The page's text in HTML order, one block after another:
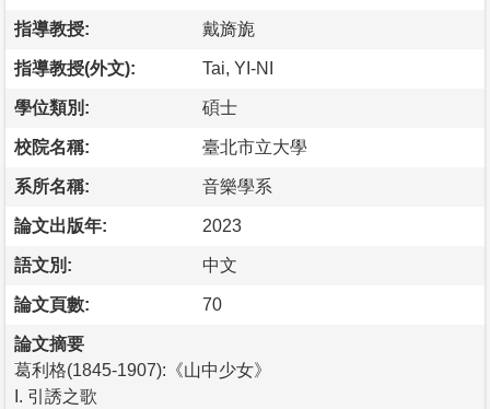
指導教授: 戴旖旎
指導教授(外文): Tai, YI-NI
學位類別: 碩士
校院名稱: 臺北市立大學
系所名稱: 音樂學系
論文出版年: 2023
語文別: 中文
論文頁數: 70
論文摘要
葛利格(1845-1907):《山中少女》
I. 引誘之歌